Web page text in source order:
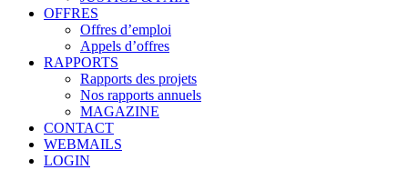
OFFRES
Offres d’emploi
Appels d’offres
RAPPORTS
Rapports des projets
Nos rapports annuels
MAGAZINE
CONTACT
WEBMAILS
LOGIN